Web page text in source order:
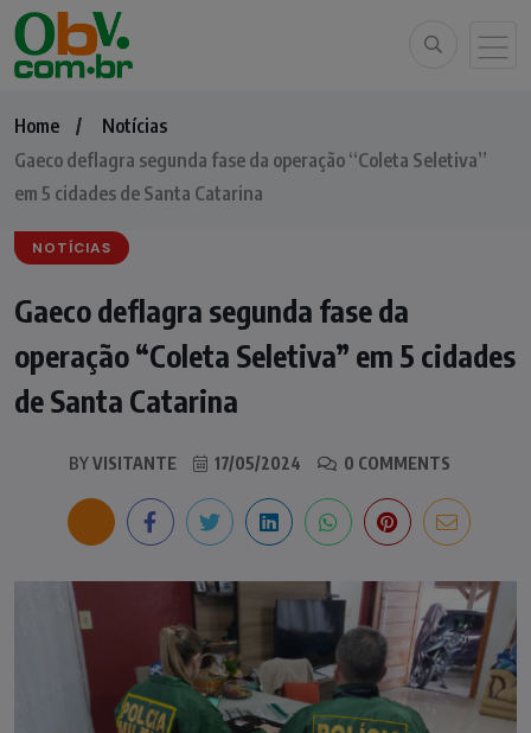
Home
Notícias
Gaeco deflagra segunda fase da operação “Coleta Seletiva”
em 5 cidades de Santa Catarina
NOTÍCIAS
Gaeco deflagra segunda fase da
operação “Coleta Seletiva” em 5 cidades
de Santa Catarina
BYVISITANTE 17/05/2024 0 COMMENTS